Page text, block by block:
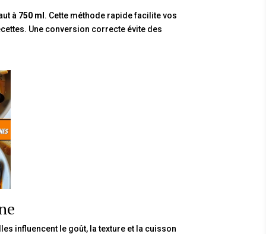
à 750 ml . Cette méthode rapide facilite vos
Une conversion correcte évite des
influencent le goût, la texture et la cuisson